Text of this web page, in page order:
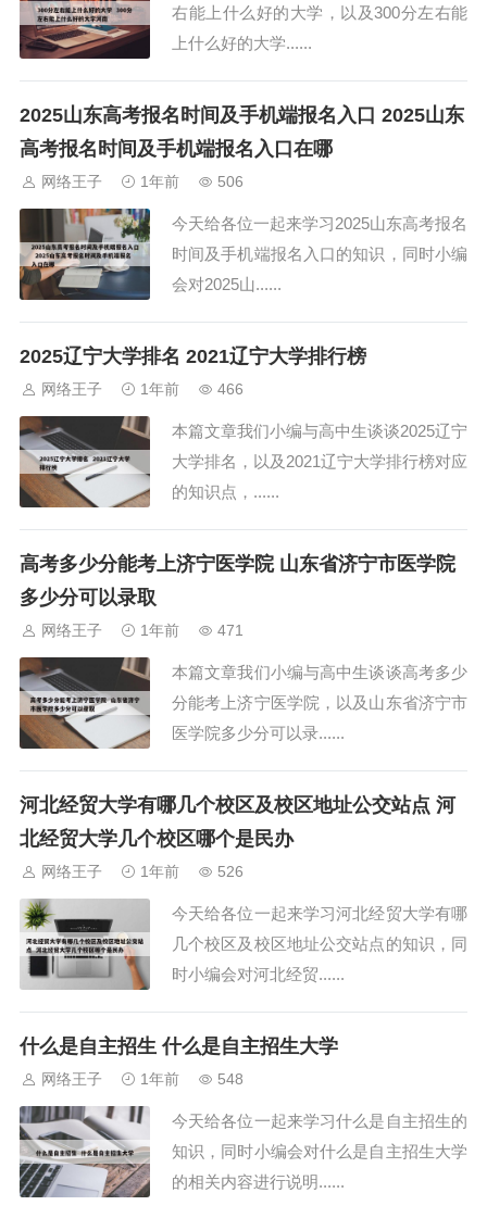
右能上什么好的大学，以及300分左右能
上什么好的大学......
2025山东高考报名时间及手机端报名入口 2025山东
高考报名时间及手机端报名入口在哪
网络王子 1年前 506
今天给各位一起来学习2025山东高考报名
时间及手机端报名入口的知识，同时小编
会对2025山......
2025辽宁大学排名 2021辽宁大学排行榜
网络王子 1年前 466
本篇文章我们小编与高中生谈谈2025辽宁
大学排名，以及2021辽宁大学排行榜对应
的知识点，......
高考多少分能考上济宁医学院 山东省济宁市医学院
多少分可以录取
网络王子 1年前 471
本篇文章我们小编与高中生谈谈高考多少
分能考上济宁医学院，以及山东省济宁市
医学院多少分可以录......
河北经贸大学有哪几个校区及校区地址公交站点 河
北经贸大学几个校区哪个是民办
网络王子 1年前 526
今天给各位一起来学习河北经贸大学有哪
几个校区及校区地址公交站点的知识，同
时小编会对河北经贸......
什么是自主招生 什么是自主招生大学
网络王子 1年前 548
今天给各位一起来学习什么是自主招生的
知识，同时小编会对什么是自主招生大学
的相关内容进行说明......